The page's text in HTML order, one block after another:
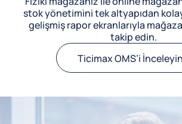
stok yönetimini tek altyapıdan
gelişmiş rapor ekranlarıyla
takip edin.
Ticimax OMS’i İnceleyin